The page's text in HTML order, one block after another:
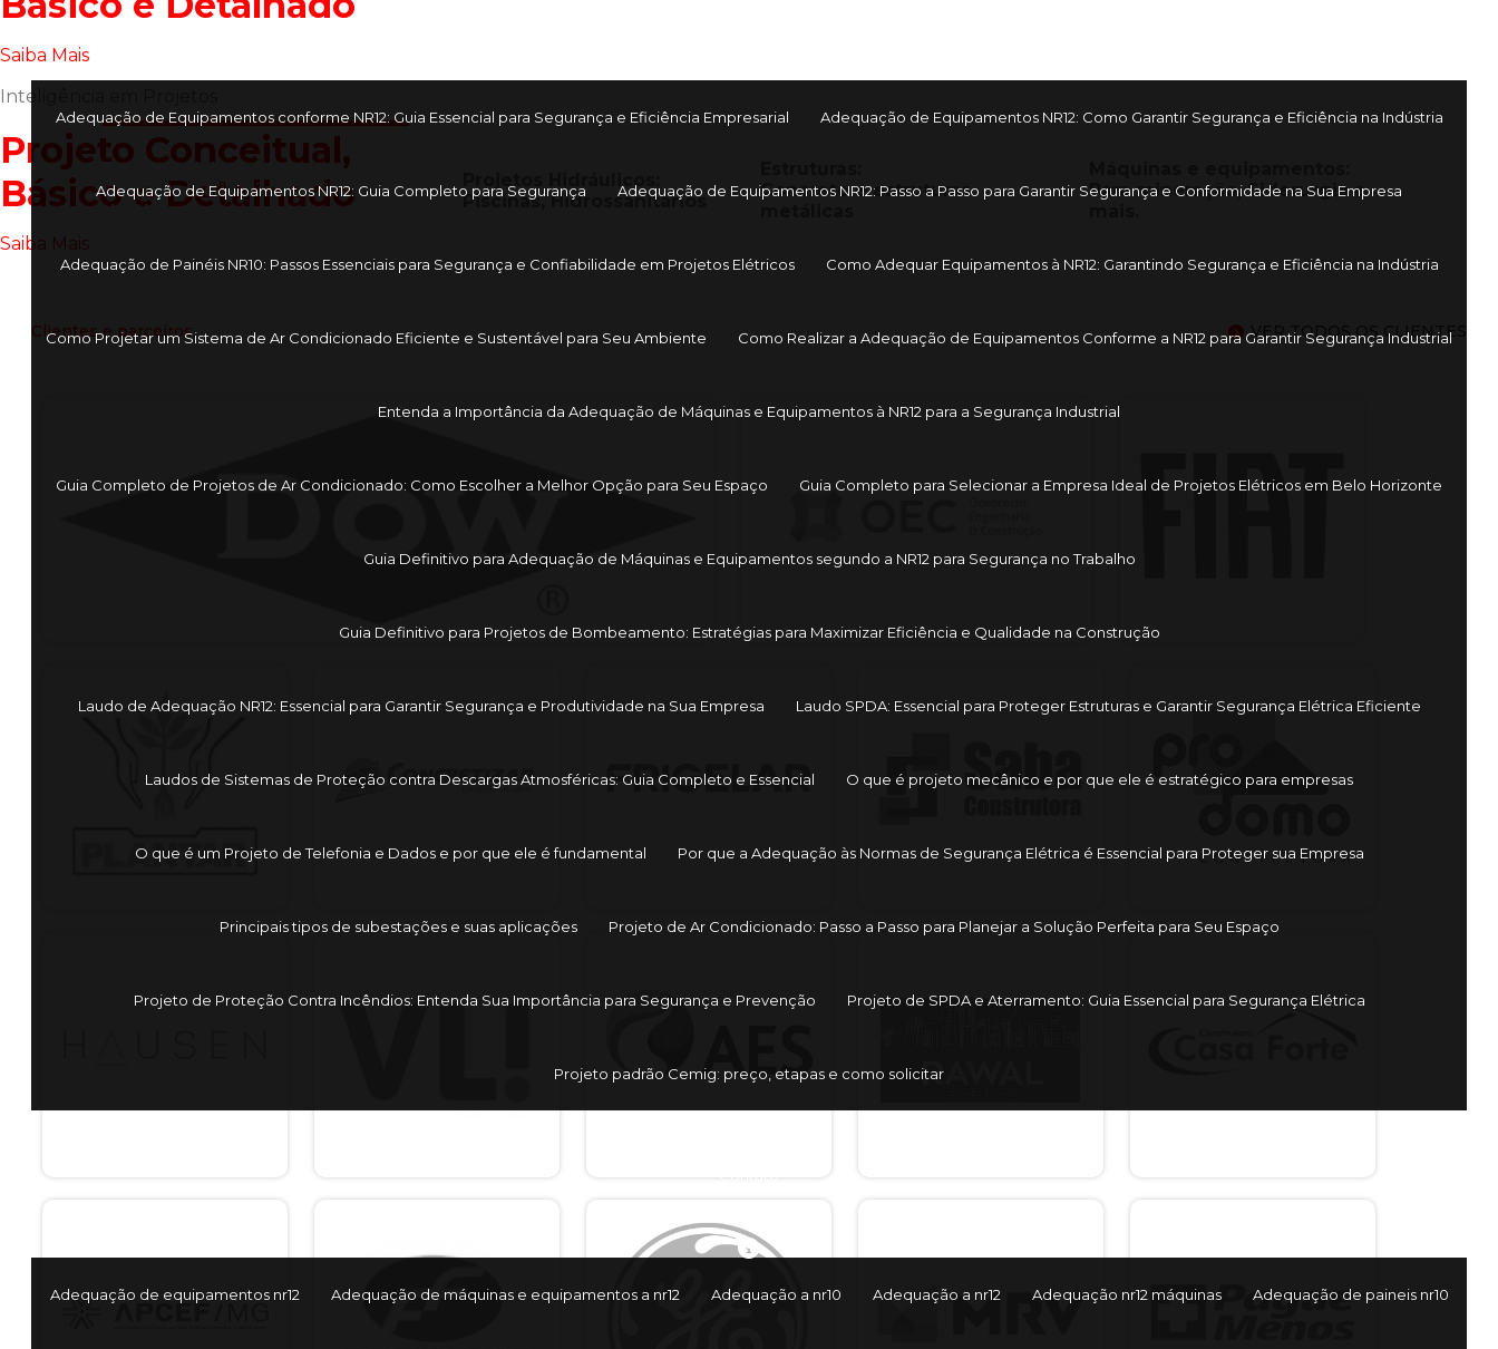
Adequação de Equipamentos conforme NR12: Guia Essencial para Segurança e Eficiência Empresarial Adequação de Equipamentos NR12: Como Garantir Segurança e Eficiência na Indústria
Adequação de Equipamentos NR12: Guia Completo para Segurança Adequação de Equipamentos NR12: Passo a Passo para Garantir Segurança e Conformidade na Sua Empresa
Adequação de Painéis NR10: Passos Essenciais para Segurança e Confiabilidade em Projetos Elétricos Como Adequar Equipamentos à NR12: Garantindo Segurança e Eficiência na Indústria
Como Projetar um Sistema de Ar Condicionado Eficiente e Sustentável para Seu Ambiente Como Realizar a Adequação de Equipamentos Conforme a NR12 para Garantir Segurança Industrial
Entenda a Importância da Adequação de Máquinas e Equipamentos à NR12 para a Segurança Industrial
Guia Completo de Projetos de Ar Condicionado: Como Escolher a Melhor Opção para Seu Espaço Guia Completo para Selecionar a Empresa Ideal de Projetos Elétricos em Belo Horizonte
Guia Definitivo para Adequação de Máquinas e Equipamentos segundo a NR12 para Segurança no Trabalho
Guia Definitivo para Projetos de Bombeamento: Estratégias para Maximizar Eficiência e Qualidade na Construção
Laudo de Adequação NR12: Essencial para Garantir Segurança e Produtividade na Sua Empresa Laudo SPDA: Essencial para Proteger Estruturas e Garantir Segurança Elétrica Eficiente
Laudos de Sistemas de Proteção contra Descargas Atmosféricas: Guia Completo e Essencial O que é projeto mecânico e por que ele é estratégico para empresas
O que é um Projeto de Telefonia e Dados e por que ele é fundamental Por que a Adequação às Normas de Segurança Elétrica é Essencial para Proteger sua Empresa
Principais tipos de subestações e suas aplicações Projeto de Ar Condicionado: Passo a Passo para Planejar a Solução Perfeita para Seu Espaço
Projeto de Proteção Contra Incêndios: Entenda Sua Importância para Segurança e Prevenção Projeto de SPDA e Aterramento: Guia Essencial para Segurança Elétrica
Projeto padrão Cemig: preço, etapas e como solicitar
Adequação de equipamentos nr12 Adequação de máquinas e equipamentos a nr12 Adequação a nr10 Adequação a nr12 Adequação nr12 máquinas Adequação de paineis nr10
Saiba Mais
Inteligência em Projetos
Projeto Conceitual,
Básico e Detalhado
Saiba Mais
Projetos Elétricos:
De grandes indústrias à lojas
de shoppings
Piscinas, Hidrossanitários
Concreto e estruturas
Para mineração, Siderurgia e
Clientes e parceiros VER TODOS OS CLIENTES